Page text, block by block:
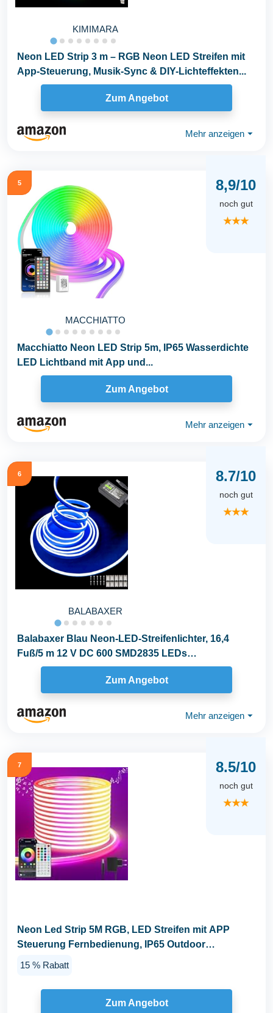
KIMIMARA
Neon LED Strip 3 m – RGB Neon LED Streifen mit
App-Steuerung, Musik-Sync & DIY-Lichteffekten...
Zum Angebot
Mehr anzeigen ⏷
5
MACCHIATTO
8,9/10
noch gut
★★★
Macchiatto Neon LED Strip 5m, IP65 Wasserdichte
LED Lichtband mit App und...
Zum Angebot
Mehr anzeigen ⏷
6
BALABAXER
8.7/10
noch gut
★★★
Balabaxer Blau Neon-LED-Streifenlichter, 16,4
Fuß/5 m 12 V DC 600 SMD2835 LEDs
Wasserdichtes...
Zum Angebot
Mehr anzeigen ⏷
7 8.5/10
noch gut
★★★
Neon Led Strip 5M RGB, LED Streifen mit APP
Steuerung Fernbedienung, IP65 Outdoor
15 % Rabatt
Zum Angebot